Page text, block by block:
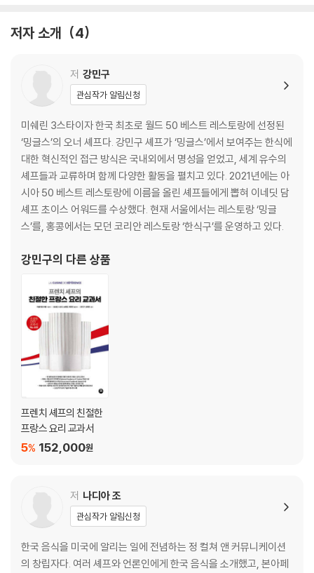
두부 앤다이브 샐러드와 참깨 간장 드레싱
간장 라구 탈리아텔레
잡채
아스파라거스 비빔밥
간장 버섯 떡볶이
어만두
해물파전
간장 새우장
간장 고등어조림
LA갈비구이
간장 그래놀라와 요거트
장의 명인들) 아미산 쑥티
된장을 활용한 레시피
참깨 비네그렛을 곁들인 그린빈
뿌리채소 샐러드
그리스식 보리 샐러드와 된장 비네그렛 드레싱
강된장 비빔밥
쌈장 카치오 에 페페
생선찜과 된장 베어네이즈 소스
저자 소개 4
저 강민구
관심작가 알림신청
미쉐린 3스타이자 한국 최초로 월드 50 베스트 레스토랑에 선정된
‘밍글스’의 오너 셰프다. 강민구 셰프가 ‘밍글스’에서 보여주는 한식에
대한 혁신적인 접근 방식은 국내외에서 명성을 얻었고, 세계 유수의
셰프들과 교류하며 함께 다양한 활동을 펼치고 있다. 2021년에는 아
시아 50 베스트 레스토랑에 이름을 올린 셰프들에게 뽑혀 이네딧 담
셰프 초이스 어워드를 수상했다. 현재 서울에서는 레스토랑 ‘밍글
스’를, 홍콩에서는 모던 코리안 레스토랑 ‘한식구’를 운영하고 있다.
강민구의 다른 상품
프렌치 셰프의 친절한
프랑스 요리 교과서
152,000원
5%
저 나디아 조
관심작가 알림신청
한국 음식을 미국에 알리는 일에 전념하는 정 컬쳐 앤 커뮤니케이션
의 창립자다. 여러 셰프와 언론인에게 한국 음식을 소개했고, 본아페